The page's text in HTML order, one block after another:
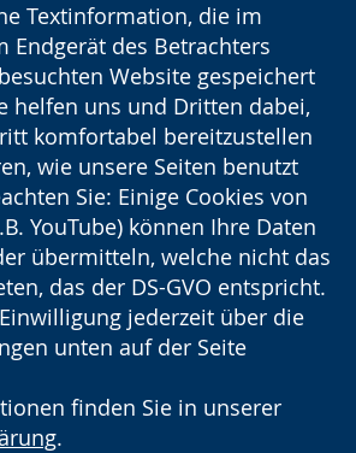
Textinformation, die im
Endgerät des Betrachters
Website gespeichert
helfen uns und Dritten dabei,
komfortabel bereitzustellen
wie unsere Seiten benutzt
Sie: Einige Cookies von
YouTube) können Ihre Daten
übermitteln, welche nicht das
das der DS-GVO entspricht.
jederzeit über die
unten auf der Seite
finden Sie in unserer
.